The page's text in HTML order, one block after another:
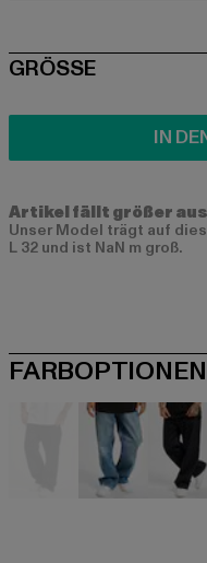
SIZE
GRÖSSE
IN
Artikel fällt größer aus
Unser Model trägt auf
L 32 und ist NaN m groß.
FARBOPTIONEN